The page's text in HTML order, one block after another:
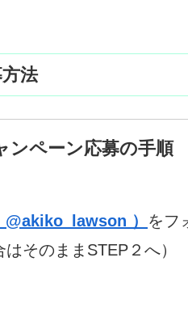
法
ンペーン応募の手順
@akiko_lawson ） をフ
そのままSTEP２へ）